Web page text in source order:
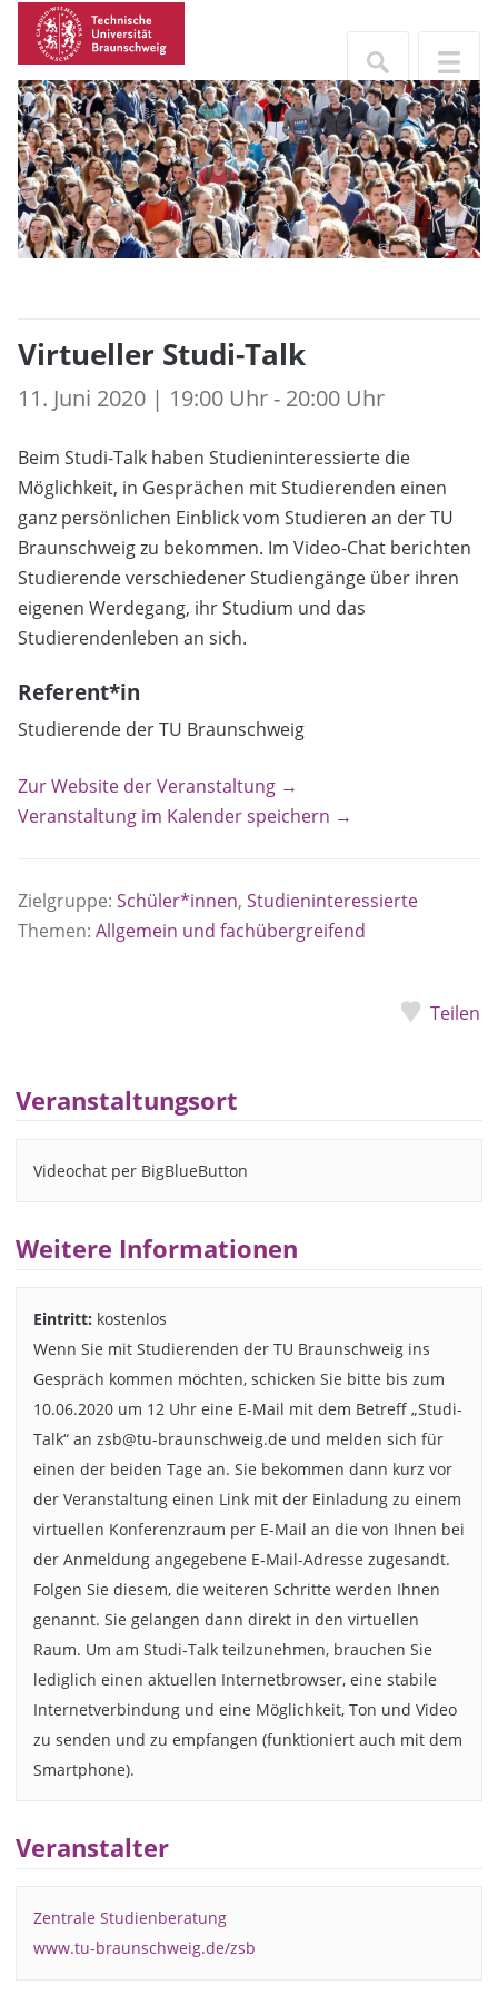
Virtueller Studi-Talk
11. Juni 2020 | 19:00 Uhr - 20:00 Uhr
Beim Studi-Talk haben Studieninteressierte die
Möglichkeit, in Gesprächen mit Studierenden einen
ganz persönlichen Einblick vom Studieren an der TU
Braunschweig zu bekommen. Im Video-Chat berichten
Studierende verschiedener Studiengänge über ihren
eigenen Werdegang, ihr Studium und das
Studierendenleben an sich.
Referent*in
Studierende der TU Braunschweig
Zur Website der Veranstaltung →
Veranstaltung im Kalender speichern →
Zielgruppe: Schüler*innen, Studieninteressierte
Themen: Allgemein und fachübergreifend
Teilen
Veranstaltungsort
Videochat per BigBlueButton
Weitere Informationen
Eintritt: kostenlos
Wenn Sie mit Studierenden der TU Braunschweig ins
Gespräch kommen möchten, schicken Sie bitte bis zum
10.06.2020 um 12 Uhr eine E-Mail mit dem Betreff „Studi-
Talk“ an zsb@tu-braunschweig.de und melden sich für
einen der beiden Tage an. Sie bekommen dann kurz vor
der Veranstaltung einen Link mit der Einladung zu einem
virtuellen Konferenzraum per E-Mail an die von Ihnen bei
der Anmeldung angegebene E-Mail-Adresse zugesandt.
Folgen Sie diesem, die weiteren Schritte werden Ihnen
genannt. Sie gelangen dann direkt in den virtuellen
Raum. Um am Studi-Talk teilzunehmen, brauchen Sie
lediglich einen aktuellen Internetbrowser, eine stabile
Internetverbindung und eine Möglichkeit, Ton und Video
zu senden und zu empfangen (funktioniert auch mit dem
Smartphone).
Veranstalter
Zentrale Studienberatung
www.tu-braunschweig.de/zsb